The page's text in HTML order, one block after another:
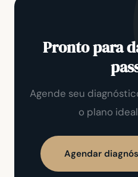
Pronto para
Agende seu
o plano
Agendar